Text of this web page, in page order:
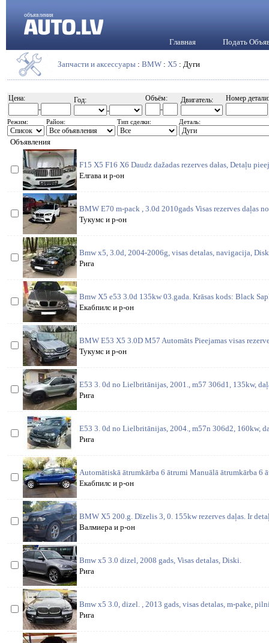
объявления
Главная Подать
Запчасти и аксессуары : BMW : X5 : Дуги
Цена:
-
Год:
-
Объём:
-
Двигатель: Номер детали:
Режим: Район: Тип сделки: Деталь:
Объявления
F15 X5 F16 X6 Daudz dažadas rezerves dałas, Detaļu
Елгава и р-он
BMW E70 m-pack , 3.0d 2010gads Visas rezerves daļas
Тукумс и р-он
Bmw x5, 3.0d, 2004-2006g, visas detalas, navigacija,
Рига
Bmw X5 e53 3.0d 135kw 03.gada. Krāsas kods: Black
Екабпилс и р-он
BMW E53 X5 3.0D M57 Automāts Pieejamas visas
Тукумс и р-он
E53 3. 0d no Lielbritānijas, 2001., m57 306d1, 135kw,
Рига
E53 3. 0d no Lielbritānijas, 2004., m57n 306d2, 160kw,
Рига
Automātiskā ātrumkārba 6 ātrumi Manuālā ātrumkārba 6
Екабпилс и р-он
BMW X5 200.g. Dīzelis 3, 0. 155kw rezerves daļas. Ir
Валмиера и р-он
Bmw x5 3.0 dizel, 2008 gads, Visas detalas, Diski.
Рига
Bmw x5 3.0, dizel. , 2013 gads, visas detalas, m-pake,
Рига